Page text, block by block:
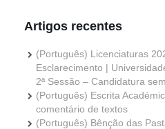
Artigos recentes
(Português) Licenciaturas
Esclarecimento |
2ª Sessão – Candidatura
(Português) Escrita
comentário de textos
(Português) Bênção das